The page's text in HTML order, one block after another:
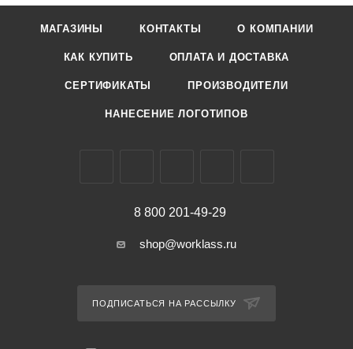
МАГАЗИНЫ КОНТАКТЫ О КОМПАНИИ
КАК КУПИТЬ ОПЛАТА И ДОСТАВКА
СЕРТИФИКАТЫ ПРОИЗВОДИТЕЛИ
НАНЕСЕНИЕ ЛОГОТИПОВ
8 800 201-49-29
shop@worklass.ru
ПОДПИСАТЬСЯ НА РАССЫЛКУ